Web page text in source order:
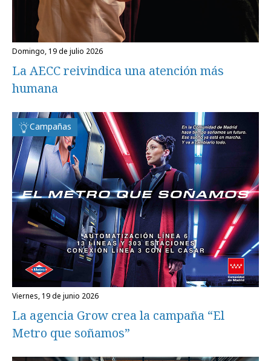
domingo, 19 de julio 2026
La AECC reivindica una atención más
humana
Campañas
viernes, 19 de junio 2026
La agencia Grow crea la campaña “El
Metro que soñamos”